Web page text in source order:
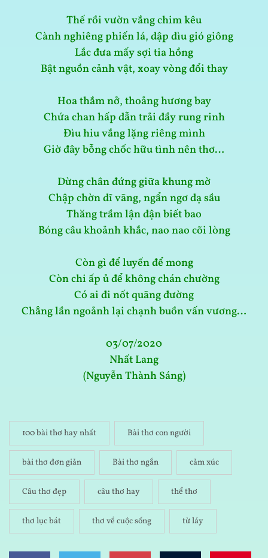
Thế rồi vườn vắng chim kêu
Cành nghiêng phiến lá, dập dìu gió giông
Lắc đưa mấy sợi tia hồng
Bật nguồn cảnh vật, xoay vòng đổi thay
Hoa thắm nở, thoảng hương bay
Chứa chan hấp dẫn trải đầy rung rinh
Đìu hiu vắng lặng riêng mình
Giờ đây bỗng chốc hữu tình nên thơ…
Dừng chân đứng giữa khung mờ
Chập chờn dĩ vãng, ngẩn ngơ dạ sầu
Thăng trầm lận đận biết bao
Bóng câu khoảnh khắc, nao nao cõi lòng
Còn gì để luyến để mong
Còn chi ấp ủ để không chán chường
Có ai đi nốt quãng đường
Chẳng lần ngoảnh lại chạnh buồn vấn vương…
03/07/2020
Nhất Lang
(Nguyễn Thành Sáng)
100 bài thơ hay nhất Bài thơ con người
bài thơ đơn giản Bài thơ ngắn cảm xúc
Câu thơ đẹp câu thơ hay thể thơ
thơ lục bát thơ về cuộc sống từ láy